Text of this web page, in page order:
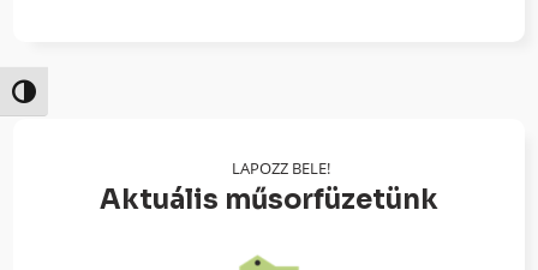
Nagy kontraszt váltása
LAPOZZ BELE!
Aktuális műsorfüzetünk